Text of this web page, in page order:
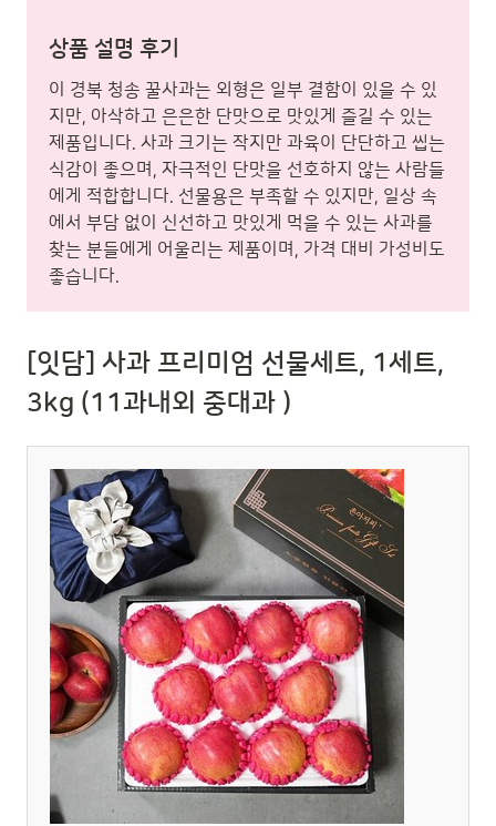
상품 설명 후기
이 경북 청송 꿀사과는 외형은 일부 결함이 있을 수 있
지만, 아삭하고 은은한 단맛으로 맛있게 즐길 수 있는
제품입니다. 사과 크기는 작지만 과육이 단단하고 씹는
식감이 좋으며, 자극적인 단맛을 선호하지 않는 사람들
에게 적합합니다. 선물용은 부족할 수 있지만, 일상 속
에서 부담 없이 신선하고 맛있게 먹을 수 있는 사과를
찾는 분들에게 어울리는 제품이며, 가격 대비 가성비도
좋습니다.
[잇담] 사과 프리미엄 선물세트, 1세트,
3kg (11과내외 중대과 )